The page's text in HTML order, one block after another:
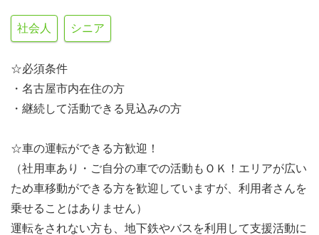
社会人 シニア
☆必須条件
・名古屋市内在住の方
・継続して活動できる見込みの方
☆車の運転ができる方歓迎！
（社用車あり・ご自分の車での活動もＯＫ！エリアが広い
ため車移動ができる方を歓迎していますが、利用者さんを
乗せることはありません）
運転をされない方も、地下鉄やバスを利用して支援活動に